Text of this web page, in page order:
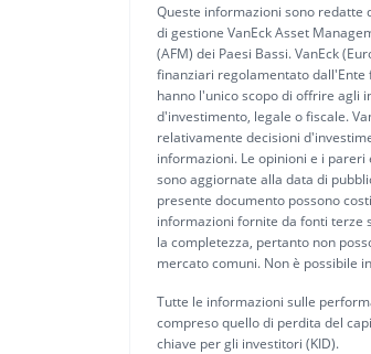
Queste informazioni sono redatte
di gestione VanEck Asset
(AFM) dei Paesi Bassi. VanEck
finanziari regolamentato dall'Ente
hanno l'unico scopo di offrire agli
d'investimento, legale o fiscale.
relativamente decisioni
informazioni. Le opinioni e i
sono aggiornate alla data di
presente documento possono
informazioni fornite da fonti terze
la completezza, pertanto non
mercato comuni. Non è possibile
Tutte le informazioni sulle
compreso quello di perdita del
chiave per gli investitori (KID).